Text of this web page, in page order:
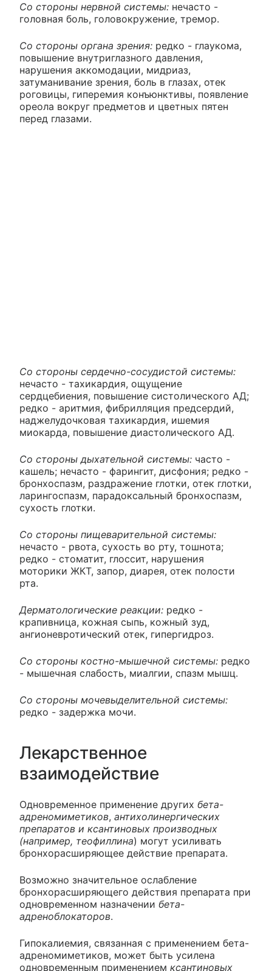
Со стороны нервной системы: нечасто -
головная боль, головокружение, тремор.
Со стороны органа зрения: редко - глаукома,
повышение внутриглазного давления,
нарушения аккомодации, мидриаз,
затуманивание зрения, боль в глазах, отек
роговицы, гиперемия конъюнктивы, появление
ореола вокруг предметов и цветных пятен
перед глазами.
Со стороны сердечно-сосудистой системы:
нечасто - тахикардия, ощущение
сердцебиения, повышение систолического АД;
редко - аритмия, фибрилляция предсердий,
наджелудочковая тахикардия, ишемия
миокарда, повышение диастолического АД.
Со стороны дыхательной системы: часто -
кашель; нечасто - фарингит, дисфония; редко -
бронхоспазм, раздражение глотки, отек глотки,
ларингоспазм, парадоксальный бронхоспазм,
сухость глотки.
Со стороны пищеварительной системы:
нечасто - рвота, сухость во рту, тошнота;
редко - стоматит, глоссит, нарушения
моторики ЖКТ, запор, диарея, отек полости
рта.
Дерматологические реакции: редко -
крапивница, кожная сыпь, кожный зуд,
ангионевротический отек, гипергидроз.
Со стороны костно-мышечной системы: редко
- мышечная слабость, миалгии, спазм мышц.
Со стороны мочевыделительной системы:
редко - задержка мочи.
Лекарственное
взаимодействие
Одновременное применение других бета-
адреномиметиков, антихолинергических
препаратов и ксантиновых производных
(например, теофиллина) могут усиливать
бронхорасширяющее действие препарата.
Возможно значительное ослабление
бронхорасширяющего действия препарата при
одновременном назначении бета-
адреноблокаторов.
Гипокалиемия, связанная с применением бета-
адреномиметиков, может быть усилена
одновременным применением ксантиновых